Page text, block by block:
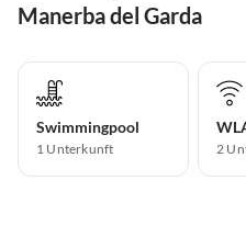
Manerba del Garda
Swimmingpool
1 Unterkunft 2